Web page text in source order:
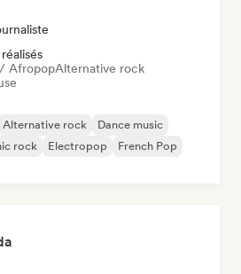
AfropopAlternative rock
Alternative rock
Dance music
rock Electropop
French Pop